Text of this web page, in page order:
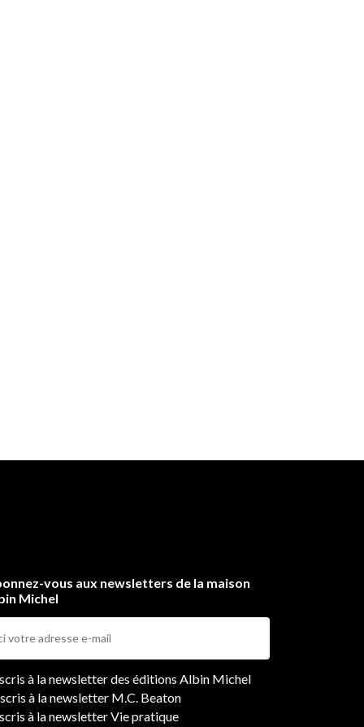
vous aux newsletters de la maison
Michel
à la newsletter des éditions Albin Michel
à la newsletter M.C. Beaton
à la newsletter Vie pratique